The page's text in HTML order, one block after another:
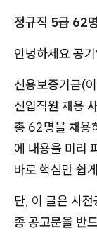
정규직 5급 62
안녕하세요 공
신용보증기금(
신입직원 채용
총 62명을 채용
에 내용을 미리
바로 핵심만 쉽
단, 이 글은 사
종 공고문을 반